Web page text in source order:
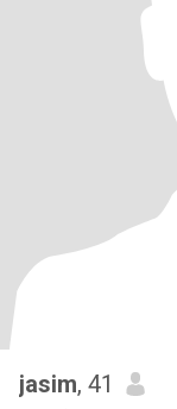
jasim, 41